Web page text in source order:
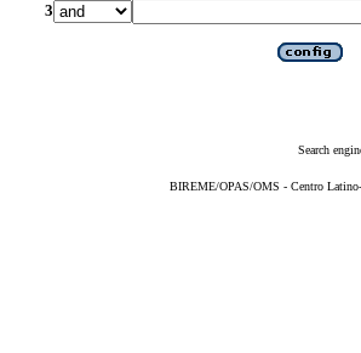
3
Search
BIREME/OPAS/OMS - Centro Latino-